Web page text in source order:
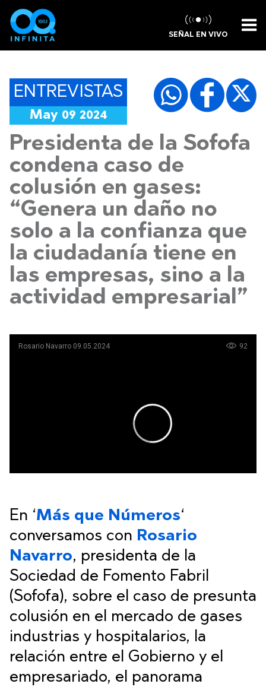
SEÑAL EN VIVO
ENTREVISTAS
May 09 2024
Presidenta de la Sofofa
condena caso de
colusión en gases:
“Genera un daño no
solo a la confianza que
la ciudadanía tiene en
las empresas, sino a la
actividad empresarial”
En ‘Más que Números‘
conversamos con Rosario
Navarro, presidenta de la
Sociedad de Fomento Fabril
(Sofofa), sobre el caso de presunta
colusión en el mercado de gases
industrias y hospitalarios, la
relación entre el Gobierno y el
empresariado, el panorama